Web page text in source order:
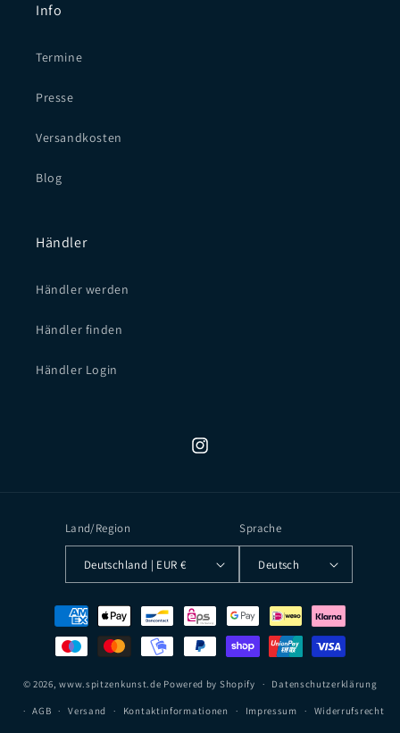
Info
Termine
Presse
Versandkosten
Blog
Händler
Händler werden
Händler finden
Händler Login
Instagram
Land/Region
Deutschland | EUR €
Sprache
Deutsch
Zahlungsmethoden
© 2026,www.spitzenkunst.de Powered by Shopify Datenschutzerklärung
AGB Versand Kontaktinformationen Impressum Widerrufsrecht